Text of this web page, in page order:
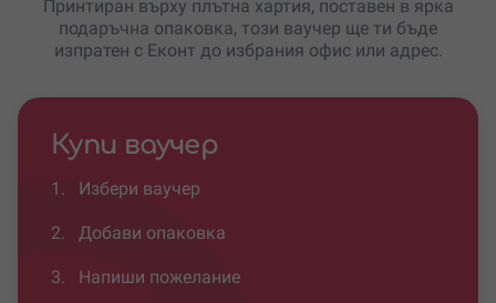
Принтиран върху плътна хартия, поставен в ярка
подаръчна опаковка, този ваучер ще ти бъде
изпратен с Еконт до избрания офис или адрес.
Купи ваучер
1. Избери ваучер
2. Добави опаковка
3. Напиши пожелание